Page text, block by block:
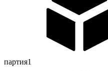
партия1